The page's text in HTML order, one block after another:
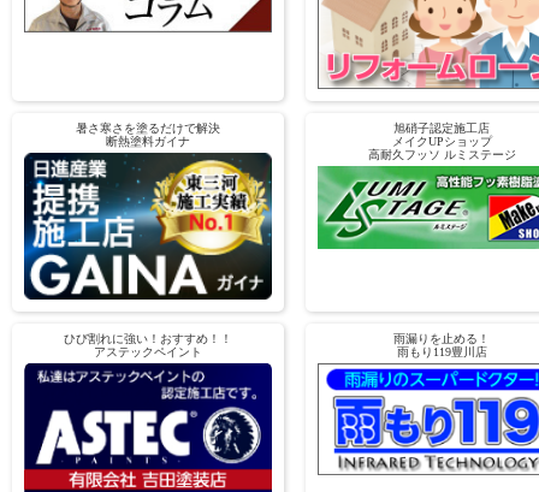
暑さ寒さを塗るだけで解決
断熱塗料ガイナ
旭硝子認定施工店
メイクUPショップ
高耐久フッソ ルミステージ
ひび割れに強い！おすすめ！！
アステックペイント
雨漏りを止める！
雨もり119豊川店